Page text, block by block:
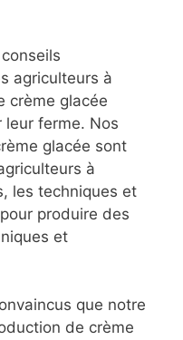
agriculteurs à
crème glacée
leur ferme. Nos
glacée sont
à
les techniques et
produire des
et
que notre
de crème